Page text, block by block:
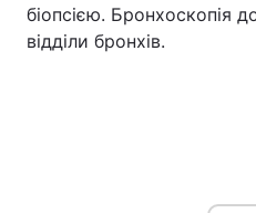
біопсією. Бронхоскопія
відділи бронхів.